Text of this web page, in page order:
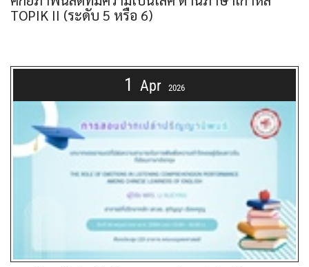
TOPIK II (ระดับ 5 หรือ 6)
1 Apr 2026